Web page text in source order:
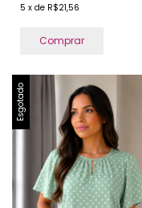
5 x de R$21,56
Comprar
Esgotado